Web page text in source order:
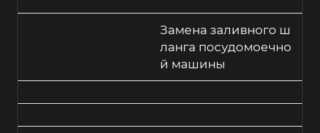
Замена заливного ш
ланга посудомоечно
й машины